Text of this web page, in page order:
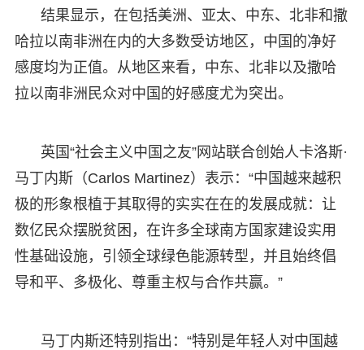
结果显示，在包括美洲、亚太、中东、北非和撒
哈拉以南非洲在内的大多数受访地区，中国的净好
感度均为正值。从地区来看，中东、北非以及撒哈
拉以南非洲民众对中国的好感度尤为突出。
英国“社会主义中国之友”网站联合创始人卡洛斯·
马丁内斯（Carlos Martinez）表示：“中国越来越积
极的形象根植于其取得的实实在在的发展成就：让
数亿民众摆脱贫困，在许多全球南方国家建设实用
性基础设施，引领全球绿色能源转型，并且始终倡
导和平、多极化、尊重主权与合作共赢。”
马丁内斯还特别指出：“特别是年轻人对中国越